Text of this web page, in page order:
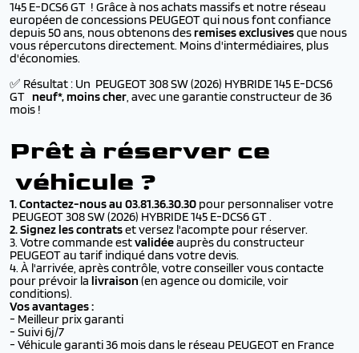
145 E-DCS6 GT ! Grâce à nos achats massifs et notre réseau
européen de concessions PEUGEOT qui nous font confiance
depuis 50 ans, nous obtenons desremises exclusivesque nous
vous répercutons directement. Moins d'intermédiaires, plus
d'économies.
✅ Résultat : Un PEUGEOT 308 SW (2026) HYBRIDE 145 E-DCS6
GT neuf*, moins cher, avec une garantie constructeur de 36
mois !
Prêt à réserver ce
véhicule ?
1. Contactez-nous au 03.81.36.30.30 pour personnaliser votre
PEUGEOT 308 SW (2026) HYBRIDE 145 E-DCS6 GT .
2. Signez les contratset versez l'acompte pour réserver.
3. Votre commande estvalidéeauprès du constructeur
PEUGEOT au tarif indiqué dans votre devis.
4. À l'arrivée, après contrôle, votre conseiller vous contacte
pour prévoir la livraison (en agence ou domicile, voir
conditions).
Vos avantages :
- Meilleur prix garanti
- Suivi 6j/7
- Véhicule garanti 36 mois dans le réseau PEUGEOT en France